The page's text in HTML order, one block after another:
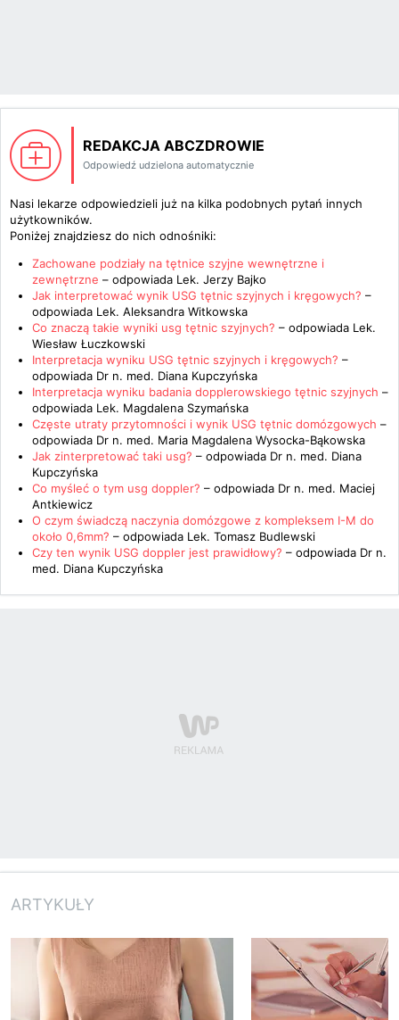
REDAKCJA ABCZDROWIE
Odpowiedź udzielona automatycznie
Nasi lekarze odpowiedzieli już na kilka podobnych pytań innych
użytkowników.
Poniżej znajdziesz do nich odnośniki:
Zachowane podziały na tętnice szyjne wewnętrzne i
zewnętrzne – odpowiada Lek. Jerzy Bajko
Jak interpretować wynik USG tętnic szyjnych i kręgowych? –
odpowiada Lek. Aleksandra Witkowska
Co znaczą takie wyniki usg tętnic szyjnych? – odpowiada Lek.
Wiesław Łuczkowski
Interpretacja wyniku USG tętnic szyjnych i kręgowych? –
odpowiada Dr n. med. Diana Kupczyńska
Interpretacja wyniku badania dopplerowskiego tętnic szyjnych –
odpowiada Lek. Magdalena Szymańska
Częste utraty przytomności i wynik USG tętnic domózgowych –
odpowiada Dr n. med. Maria Magdalena Wysocka-Bąkowska
Jak zinterpretować taki usg? – odpowiada Dr n. med. Diana
Kupczyńska
Co myśleć o tym usg doppler? – odpowiada Dr n. med. Maciej
Antkiewicz
O czym świadczą naczynia domózgowe z kompleksem I-M do
około 0,6mm? – odpowiada Lek. Tomasz Budlewski
Czy ten wynik USG doppler jest prawidłowy? – odpowiada Dr n.
med. Diana Kupczyńska
ARTYKUŁY